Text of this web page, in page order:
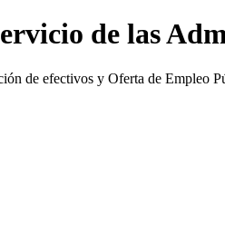
de las
de efectivos y Oferta de Empleo